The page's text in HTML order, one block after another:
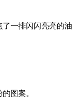
一排闪闪亮亮的油
图案。